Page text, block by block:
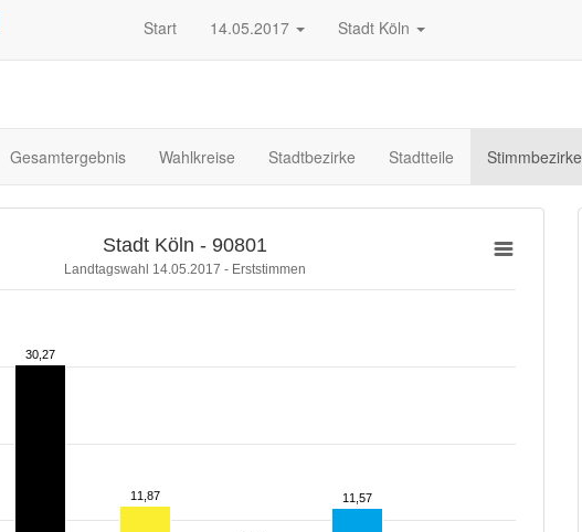
Start 14.05.2017 Stadt Köln
Gesamtergebnis Wahlkreise Stadtbezirke Stadtteile Stimmbezirke
Stadt Köln - 90801
Landtagswahl 14.05.2017 - Erststimmen
30,27
30,27
11,87
11,87 11,57
11,57